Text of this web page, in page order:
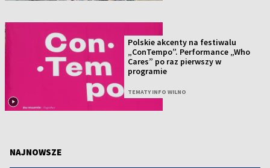
Polskie akcenty na festiwalu
„ConTempo”. Performance „Who
Cares” po raz pierwszy w
programie
TEMATY INFO WILNO
NAJNOWSZE